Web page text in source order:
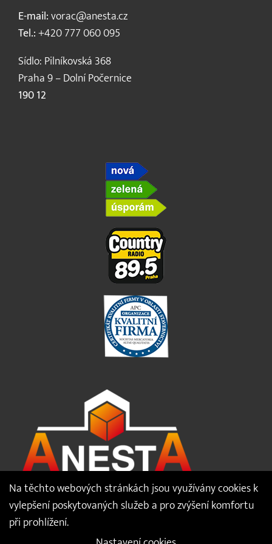
E-mail:vorac@anesta.cz
Tel.:+420 777 060 095
Sídlo: Pilníkovská 368
Praha 9 – Dolní Počernice
190 12
Audio
přehrávač
00:00 00:00
Na těchto webových stránkách jsou využívány cookies k
vylepšení poskytovaných služeb a pro zvýšení komfortu
při prohlížení.